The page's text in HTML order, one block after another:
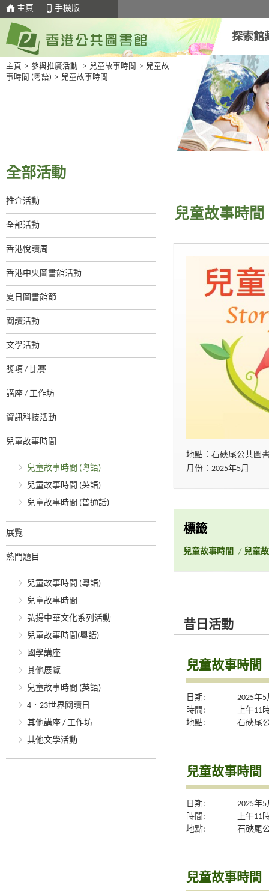
主頁 手機版
探索館
主頁 > 參與推廣活動 > 兒童故事時間 > 兒童故
事時間 (粵語) > 兒童故事時間
全部活動
推介活動
全部活動
香港悅讀周
香港中央圖書館活動
夏日圖書館節
閱讀活動
文學活動
獎項 / 比賽
講座 / 工作坊
資訊科技活動
兒童故事時間
兒童故事時間 (粵語)
兒童故事時間 (英語)
兒童故事時間 (普通話)
展覽
熱門題目
兒童故事時間 (粵語)
兒童故事時間
弘揚中華文化系列活動
兒童故事時間(粵語)
國學講座
其他展覽
兒童故事時間 (英語)
4．23世界閱讀日
其他講座 / 工作坊
其他文學活動
兒童故事時間
地點：石硤尾公共圖
月份：2025年5月
標籤
兒童故事時間 / 兒童
昔日活動
兒童故事時間
日期:
2025年
時間:
上午11
地點:
石硤尾
兒童故事時間
日期:
2025年
時間:
上午11
地點:
石硤尾
兒童故事時間